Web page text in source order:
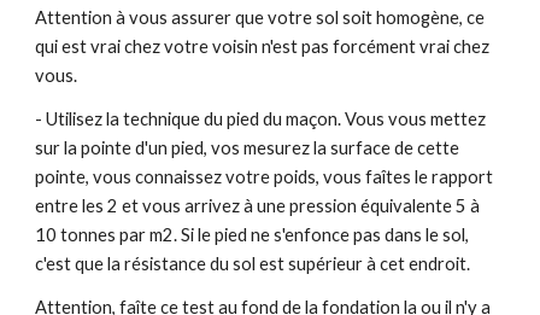
Attention à vous assurer que votre sol soit homogène, ce
qui est vrai chez votre voisin n'est pas forcément vrai chez
vous.
- Utilisez la technique du pied du maçon. Vous vous mettez
sur la pointe d'un pied, vos mesurez la surface de cette
pointe, vous connaissez votre poids, vous faîtes le rapport
entre les 2 et vous arrivez à une pression équivalente 5 à
10 tonnes par m2. Si le pied ne s'enfonce pas dans le sol,
c'est que la résistance du sol est supérieur à cet endroit.
Attention, faîte ce test au fond de la fondation la ou il n'y a